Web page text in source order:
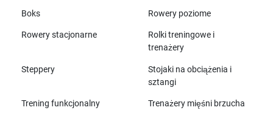
Boks Rowery poziome
Rowery stacjonarne
Rolki treningowe i
trenażery
Steppery
Stojaki na obciążenia i
sztangi
Trening funkcjonalny Trenażery mięśni brzucha